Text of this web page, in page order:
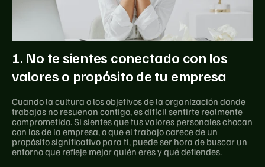
1. No te sientes conectado con los
valores o propósito de tu empresa
Cuando la cultura o los objetivos de la organización donde
trabajas no resuenan contigo, es difícil sentirte realmente
comprometido. Si sientes que tus valores personales chocan
con los de la empresa, o que el trabajo carece de un
propósito significativo para ti, puede ser hora de buscar un
entorno que refleje mejor quién eres y qué defiendes.